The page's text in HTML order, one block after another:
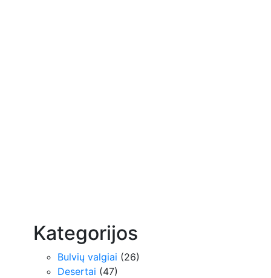
Kategorijos
Bulvių valgiai (26)
Desertai (47)